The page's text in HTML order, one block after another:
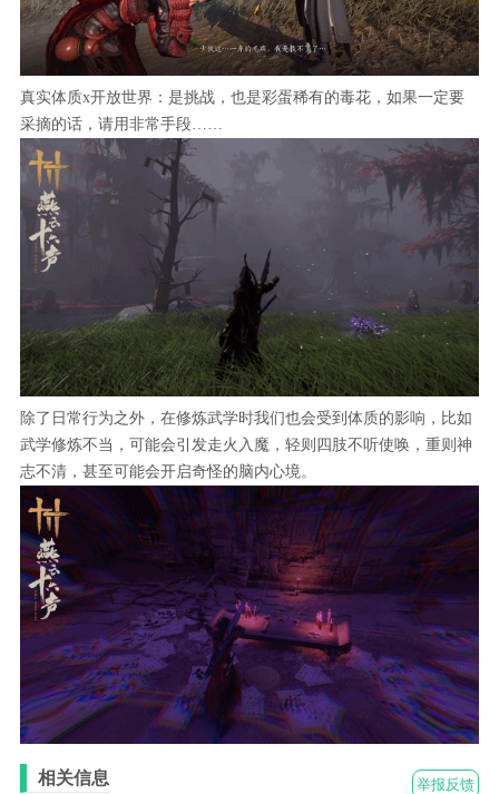
真实体质x开放世界：是挑战，也是彩蛋稀有的毒花，如果一定要
采摘的话，请用非常手段……
除了日常行为之外，在修炼武学时我们也会受到体质的影响，比如
武学修炼不当，可能会引发走火入魔，轻则四肢不听使唤，重则神
志不清，甚至可能会开启奇怪的脑内心境。
举报反馈
相关信息